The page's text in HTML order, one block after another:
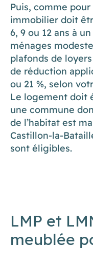
Puis, comme
immobilier doit
6, 9 ou 12 ans à
ménages
plafonds de
de réduction
ou 21 %, selon
Le logement doit
une commune
de l’habitat est
Castillon-la-
sont éligibles.
LMP et
meublée